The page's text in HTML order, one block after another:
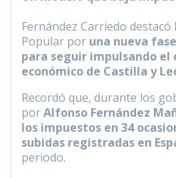
Fernández Carriedo
Popular por una nueva
para seguir impulsando el
económico de Castilla y
Recordó que, durante los
porAlfonso Fernández
los impuestos en 34
subidas registradas en
periodo.